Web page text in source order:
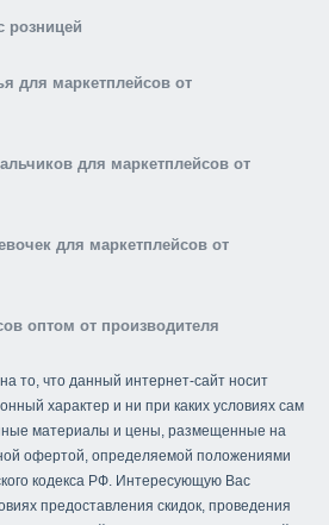
розницей
для маркетплейсов от
для маркетплейсов от
для маркетплейсов от
оптом от производителя
то, что данный интернет-сайт носит
характер и ни при каких условиях сам
материалы и цены, размещенные на
офертой, определяемой положениями
кодекса РФ. Интересующую Вас
предоставления скидок, проведения